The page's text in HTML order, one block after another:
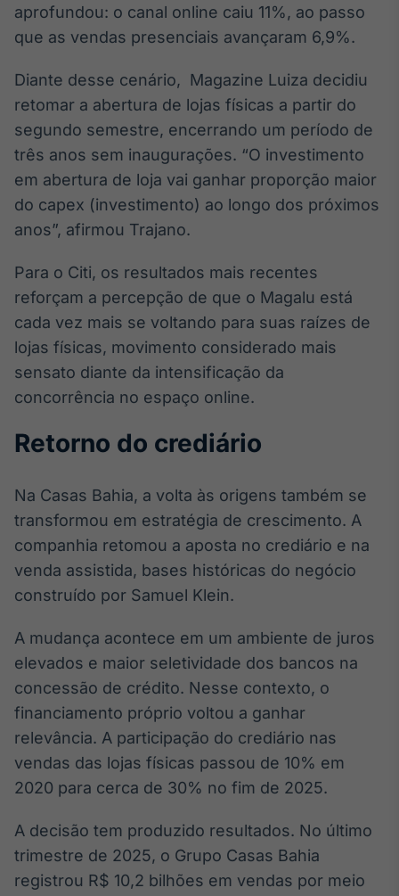
Investimentos
Em breve
Tokenização
Em breve
Em breve
aprofundou: o canal online caiu 11%, ao passo
que as vendas presenciais avançaram 6,9%.
Diante desse cenário, Magazine Luiza decidiu
retomar a abertura de lojas físicas a partir do
segundo semestre, encerrando um período de
três anos sem inaugurações. “O investimento
em abertura de loja vai ganhar proporção maior
do capex (investimento) ao longo dos próximos
anos”, afirmou Trajano.
Para o Citi, os resultados mais recentes
reforçam a percepção de que o Magalu está
cada vez mais se voltando para suas raízes de
lojas físicas, movimento considerado mais
sensato diante da intensificação da
concorrência no espaço online.
Retorno do crediário
Na Casas Bahia, a volta às origens também se
transformou em estratégia de crescimento. A
companhia retomou a aposta no crediário e na
venda assistida, bases históricas do negócio
construído por Samuel Klein.
A mudança acontece em um ambiente de juros
elevados e maior seletividade dos bancos na
concessão de crédito. Nesse contexto, o
financiamento próprio voltou a ganhar
relevância. A participação do crediário nas
vendas das lojas físicas passou de 10% em
2020 para cerca de 30% no fim de 2025.
A decisão tem produzido resultados. No último
trimestre de 2025, o Grupo Casas Bahia
registrou R$ 10,2 bilhões em vendas por meio